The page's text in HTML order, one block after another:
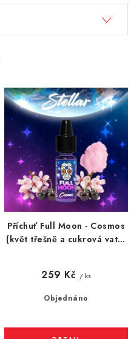
Příchuť Full Moon - Cosmos
(květ třešně a cukrová vata)
Objednáno
259 Kč / ks